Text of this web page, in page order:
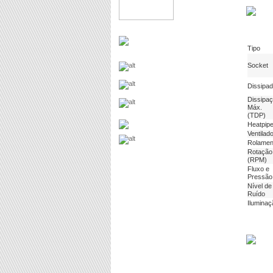
Tipo
Socket
Máx.
(TDP)
Rotação
(RPM)
Fluxo e
Pressão
Nível de
Ruído